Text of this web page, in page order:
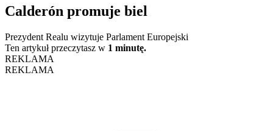
Calderón promuje biel
Prezydent Realu wizytuje Parlament Europejski
Ten artykuł przeczytasz w 1 minutę.
REKLAMA
REKLAMA